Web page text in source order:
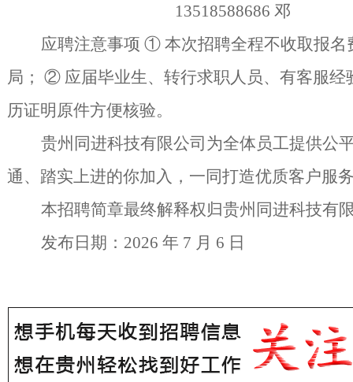
13518588686 邓
应聘注意事项 ① 本次招聘全程不收取报名
局； ② 应届毕业生、转行求职人员、有客服
历证明原件方便核验。
贵州同进科技有限公司为全体员工提供公
通、踏实上进的你加入，一同打造优质客户服
本招聘简章最终解释权归贵州同进科技有
发布日期： 2026 年 7 月 6 日